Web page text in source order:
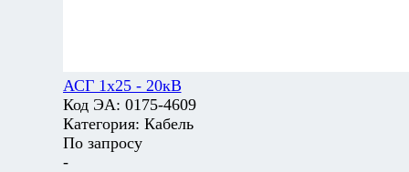
АСГ 1х25 - 20кВ
Код ЭА: 0175-4609
Категория: Кабель
По запросу
-